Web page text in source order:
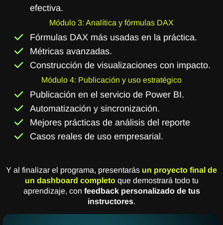
efectiva.
Módulo 3: Analítica y fórmulas DAX
Fórmulas DAX más usadas en la práctica.
Métricas avanzadas.
Construcción de visualizaciones con impacto.
Módulo 4: Publicación y uso estratégico
Publicación en el servicio de Power BI.
Automatización y sincronización.
Mejores prácticas de análisis del reporte
Casos reales de uso empresarial.
Y al finalizar el programa, presentarás un proyecto final de
un dashboard completo que demostrará todo tu
aprendizaje, con feedback personalizado de tus
instructores.